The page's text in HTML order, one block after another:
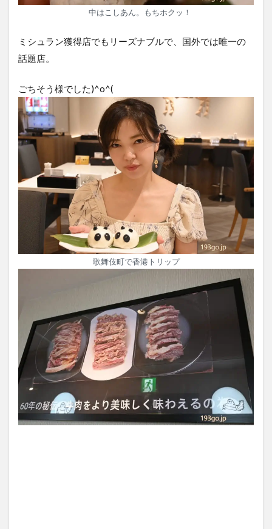
中はこしあん。もちホクッ！
ミシュラン獲得店でもリーズナブルで、国外では唯一の
話題店。
ごちそう様でした)^o^(
歌舞伎町で香港トリップ